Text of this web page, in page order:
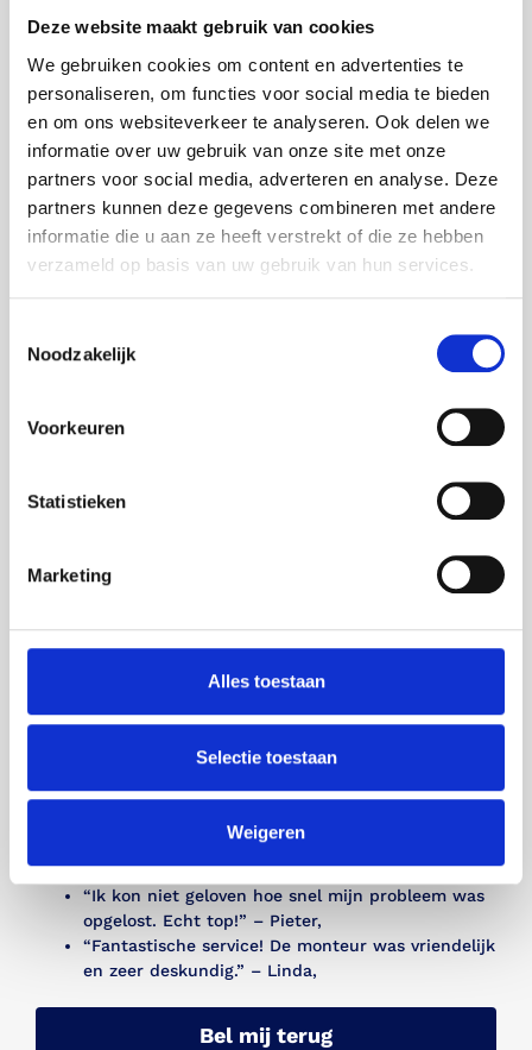
Deze website maakt gebruik van cookies
We gebruiken cookies om content en advertenties te
personaliseren, om functies voor social media te bieden
en om ons websiteverkeer te analyseren. Ook delen we
informatie over uw gebruik van onze site met onze
partners voor social media, adverteren en analyse. Deze
partners kunnen deze gegevens combineren met andere
informatie die u aan ze heeft verstrekt of die ze hebben
verzameld op basis van uw gebruik van hun services.
Noodzakelijk
Voorkeuren
Statistieken
Marketing
Alles toestaan
Selectie toestaan
Weigeren
Bel 085 - 760 97 28
Tevreden Klanten in
Hoogeveen
hoogste klanttevredenheid.
Hoge Klanttevredenheid
: Wij doen er alles aan om
Aanbevelingen
: Veel van onze nieuwe klanten
Zeggen
ontvangen van onze klanten in Hoogeveen en omgeving.
Hier zijn enkele recensies van tevreden klanten:
“Uitstekende service, mijn Sanibroyeur werkt
“Snelle en professionele reparatie, zeer
tevreden!” – Marie,
“Ik kon niet geloven hoe snel mijn probleem was
opgelost. Echt top!” – Pieter,
“Fantastische service! De monteur was vriendelijk
en zeer deskundig.” – Linda,
Bel mij terug